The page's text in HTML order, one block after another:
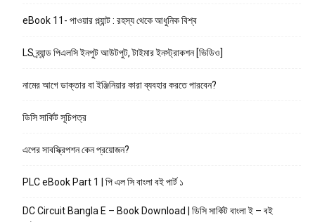
eBook 11- পাওয়ার প্ল্যান্ট : রহস্য থেকে আধুনিক বিশ্ব
LS ব্র্যান্ড পিএলসি ইনপুট আউটপুট, টাইমার ইনস্ট্রাকশন [ভিডিও]
নামের আগে ডাক্তার বা ইঞ্জিনিয়ার কারা ব্যবহার করতে পারবেন?
ডিসি সার্কিট সূচিপত্র
এপের সাবস্ক্রিপশন কেন প্রয়োজন?
PLC eBook Part 1 | পি এল সি বাংলা বই পার্ট ১
DC Circuit Bangla E – Book Download | ডিসি সার্কিট বাংলা ই – বই